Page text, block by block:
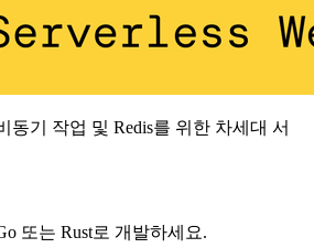
동기 작업 및 Redis를 위한 차세대 서
또는 Rust로 개발하세요.